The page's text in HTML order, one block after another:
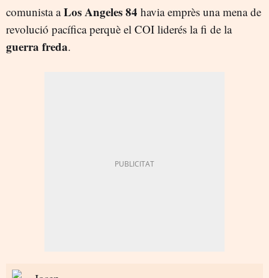
comunista aLos Angeles 84 havia emprès una mena de
revolució pacífica perquè el COI liderés la fi de la
guerra freda.